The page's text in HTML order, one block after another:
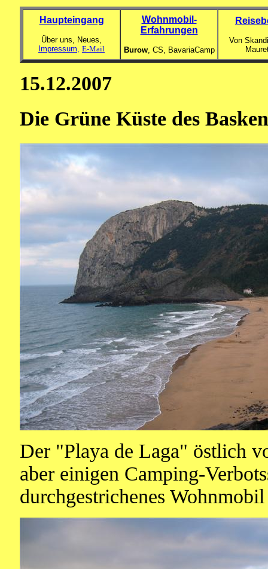
Haupteingang
Über uns, Neues,
Impressum, E-Mail
Wohnmobil-
Erfahrungen
Burow, CS, BavariaCamp
Von
15.12.2007
Die Grüne Küste des
Der "Playa de Laga" östlich
aber einigen Camping-
durchgestrichenes